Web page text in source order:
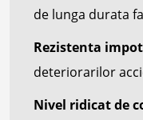
de lunga durata
Rezistenta
deteriorarilor
Nivel ridicat de